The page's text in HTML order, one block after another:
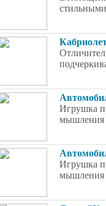
Игрушка
мышления
Игрушка
мышления